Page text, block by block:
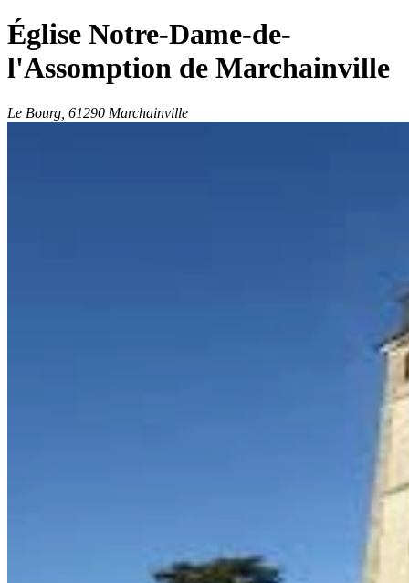
Église Notre-Dame-de-
l'Assomption de Marchainville
Le Bourg, 61290 Marchainville